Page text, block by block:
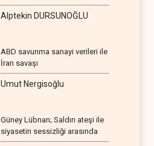
Alptekin DURSUNOĞLU
ABD savunma sanayi verileri ile
İran savaşı
Umut Nergisoğlu
Güney Lübnan; Saldırı ateşi ile
siyasetin sessizliği arasında